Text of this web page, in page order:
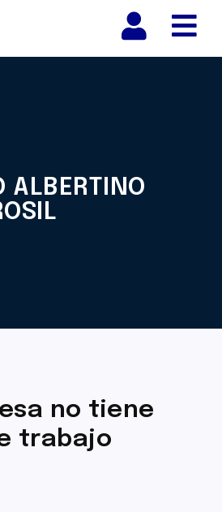
ALBERTINO
no tiene
trabajo